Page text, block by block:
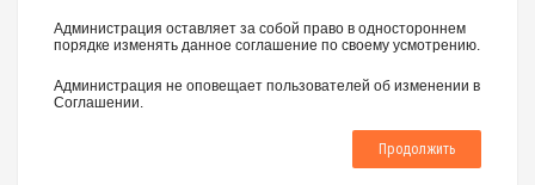
Администрация оставляет за собой право в одностороннем
порядке изменять данное соглашение по своему усмотрению.
Администрация не оповещает пользователей об изменении в
Соглашении.
Продолжить